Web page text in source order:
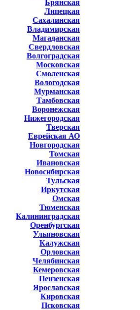
Брянская
Липецкая
Сахалинская
Владимирская
Магаданская
Свердловская
Волгоградская
Московская
Смоленская
Вологодская
Мурманская
Тамбовская
Воронежская
Нижегородская
Тверская
Еврейская АО
Новгородская
Томская
Ивановская
Новосибирская
Тульская
Иркутская
Омская
Тюменская
Калининградская
Оренбургская
Ульяновская
Калужская
Орловская
Челябинская
Кемеровская
Пензенская
Ярославская
Кировская
Псковская